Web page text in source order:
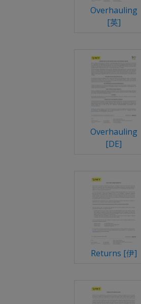
Overhauling
[英]
Overhauling
[DE]
Returns [伊]